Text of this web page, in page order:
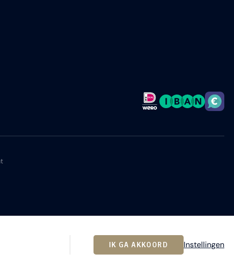
IK GA AKKOORD Instellingen